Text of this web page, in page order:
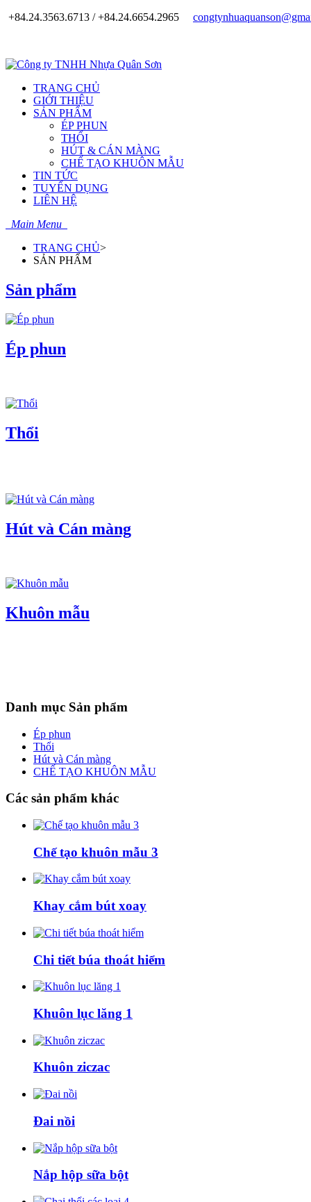
+84.24.3563.6713 / +84.24.6654.2965
TRANG CHỦ
GIỚI THIỆU
SẢN PHẨM
ÉP PHUN
THỔI
HÚT & CÁN MÀNG
CHẾ TẠO KHUÔN MẪU
TIN TỨC
TUYỂN DỤNG
LIÊN HỆ
Main Menu
TRANG CHỦ>
SẢN PHẨM
Sản phẩm
Ép phun
Thổi
Hút và Cán màng
Khuôn mẫu
Danh mục Sản phẩm
Ép phun
Thổi
Hút và Cán màng
CHẾ TẠO KHUÔN MẪU
Các sản phẩm khác
Chế tạo khuôn mẫu 3
Khay cắm bút xoay
Chi tiết búa thoát hiểm
Khuôn lục lăng 1
Khuôn ziczac
Đai nồi
Nắp hộp sữa bột